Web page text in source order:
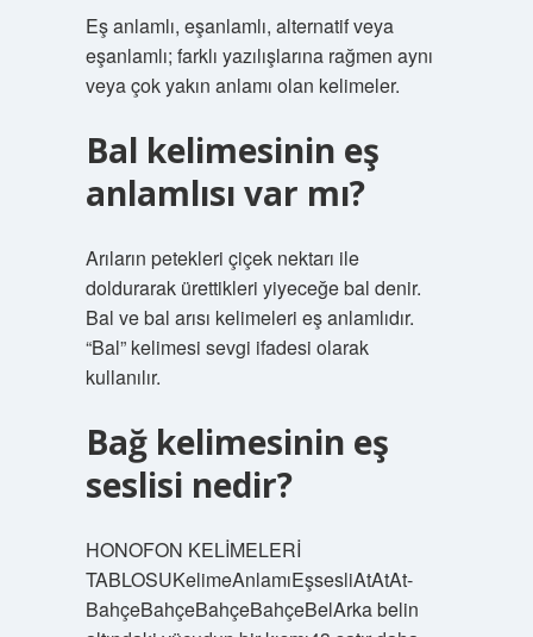
Eş anlamlı, eşanlamlı, alternatif veya
eşanlamlı; farklı yazılışlarına rağmen aynı
veya çok yakın anlamı olan kelimeler.
Bal kelimesinin eş
anlamlısı var mı?
Arıların petekleri çiçek nektarı ile
doldurarak ürettikleri yiyeceğe bal denir.
Bal ve bal arısı kelimeleri eş anlamlıdır.
“Bal” kelimesi sevgi ifadesi olarak
kullanılır.
Bağ kelimesinin eş
seslisi nedir?
HONOFON KELİMELERİ
TABLOSUKelimeAnlamıEşsesliAtAtAt-
BahçeBahçeBahçeBahçeBelArka belin